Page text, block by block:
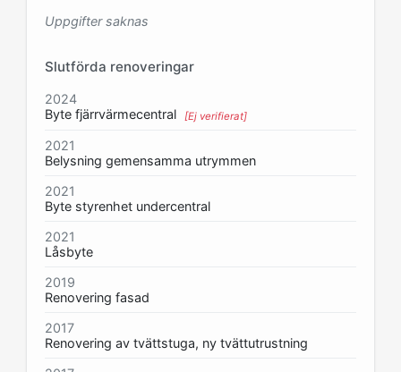
Uppgifter saknas
Slutförda renoveringar
2024
Byte fjärrvärmecentral
[Ej verifierat]
2021
Belysning gemensamma utrymmen
2021
Byte styrenhet undercentral
2021
Låsbyte
2019
Renovering fasad
2017
Renovering av tvättstuga, ny tvättutrustning